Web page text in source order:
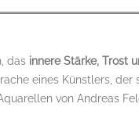
das innere Stärke, Trost
eines Künstlers, der
von Andreas